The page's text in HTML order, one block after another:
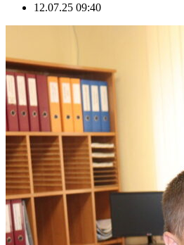
12.07.25 09:40